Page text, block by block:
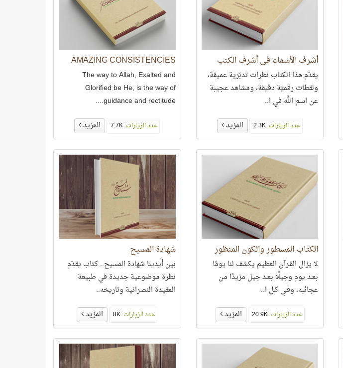
أشرف الأسماء في أشرف الكتب
يقدّم هذا الكتاب نظرات تدبّرية عميقة،
ولقطات رقميّة دقيقة، ومشاهد عجيبة
عن اسم اللَّه في ا..
عدد الزيارات: المزيد
AMAZING CONSISTENCIES
The way to Allah, Exalted and
Glorified be He, is the way of
guidance and rectitude....
عدد الزيارات: المزيد
الكتاب المسطور والكون المنظور
لا يزال القـرآن العظيم يكشف لنا يومًا
بعـد يوم وجيلًا بعـد جيل مزيدًا من
عجائبه، وفـي كـل ا..
عدد الزيارات:20.9K المزيد
شهادة المسيح
بين أيدينا شهادة المسيح.. كتاب يقدّم
نظرة موضوعية جديدة في طبيعة
العقيدة النصرانية وتاريخه..
عدد الزيارات: المزيد